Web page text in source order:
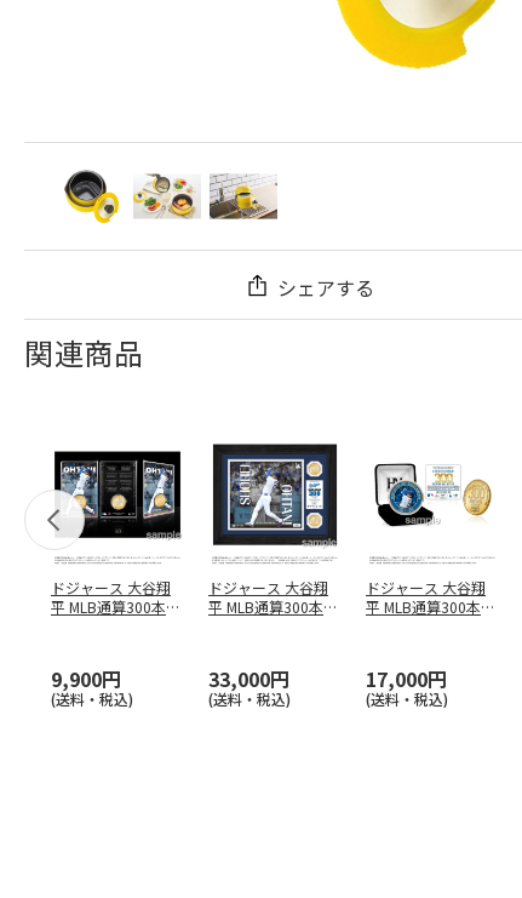
シェアする
関連商品
ドジャース 大谷翔
平 MLB通算300本塁
9,900円
(送料・税込)
ドジャース 大谷翔
平 MLB通算300本塁
33,000円
(送料・税込)
ドジャース 大谷翔
平 MLB通算300本塁
17,000円
(送料・税込)